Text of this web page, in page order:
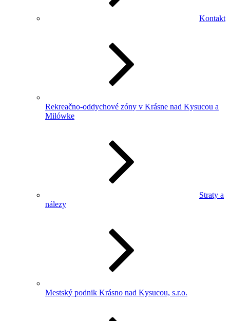
Kontakt
Rekreačno-oddychové zóny v Krásne nad Kysucou a
Milówke
Straty a
nálezy
Mestský podnik Krásno nad Kysucou, s.r.o.